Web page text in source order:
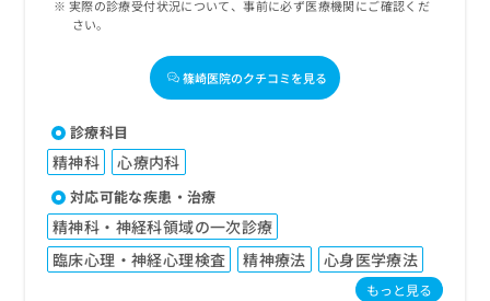
実際の診療受付状況について、事前に必ず医療機関にご確認くだ
さい。
篠崎医院のクチコミを見る
診療科目
精神科 心療内科
対応可能な疾患・治療
精神科・神経科領域の一次診療
臨床心理・神経心理検査
精神療法 心身医学療法
もっと見る